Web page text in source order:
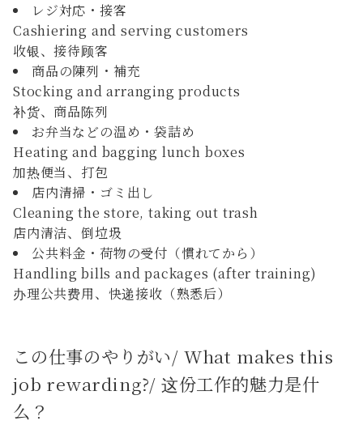
レジ対応・接客
Cashiering and serving customers
收银、接待顾客
商品の陳列・補充
Stocking and arranging products
补货、商品陈列
お弁当などの温め・袋詰め
Heating and bagging lunch boxes
加热便当、打包
店内清掃・ゴミ出し
Cleaning the store, taking out trash
店内清洁、倒垃圾
公共料金・荷物の受付（慣れてから）
Handling bills and packages (after training)
办理公共费用、快递接收（熟悉后）
この仕事のやりがい/ What makes this
job rewarding?/ 这份工作的魅力是什
么？